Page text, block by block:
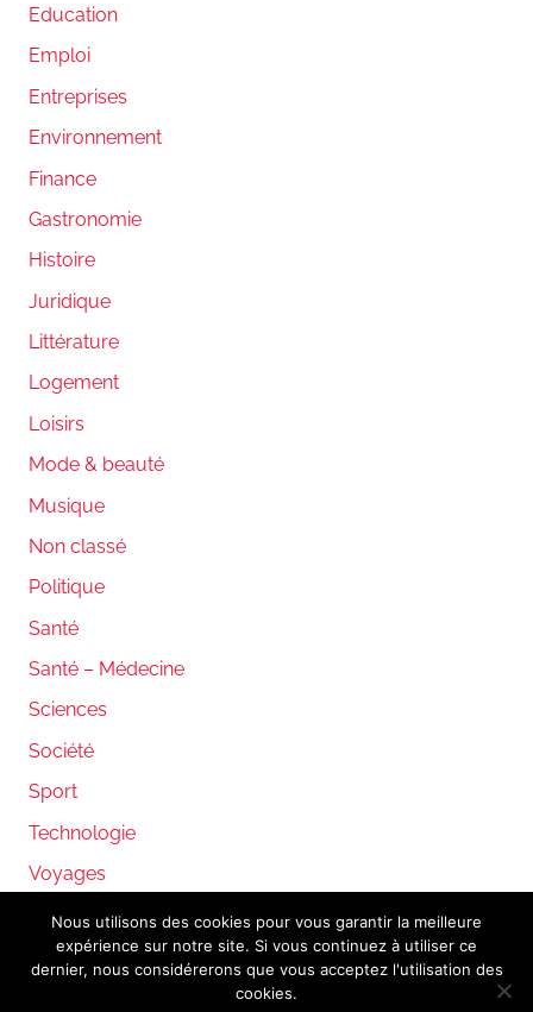
Education
Emploi
Entreprises
Environnement
Finance
Gastronomie
Histoire
Juridique
Littérature
Logement
Loisirs
Mode & beauté
Musique
Non classé
Politique
Santé
Santé – Médecine
Sciences
Société
Sport
Technologie
Voyages
WordPress Theme: Donovan by ThemeZee.
Nous utilisons des cookies pour vous garantir la meilleure
expérience sur notre site. Si vous continuez à utiliser ce
dernier, nous considérerons que vous acceptez l'utilisation des
cookies.